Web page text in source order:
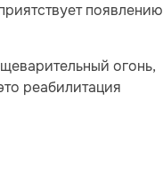
появлению
огонь,
реабилитация